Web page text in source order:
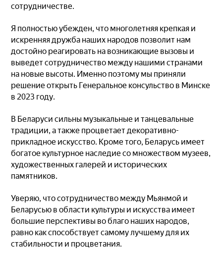
сотрудничестве.
Я полностью убежден, что многолетняя крепкая и
искренняя дружба наших народов позволит нам
достойно реагировать на возникающие вызовы и
выведет сотрудничество между нашими странами
на новые высоты. Именно поэтому мы приняли
решение открыть Генеральное консульство в Минске
в 2023 году.
В Беларуси сильны музыкальные и танцевальные
традиции, а также процветает декоративно-
прикладное искусство. Кроме того, Беларусь имеет
богатое культурное наследие со множеством музеев,
художественных галерей и исторических
памятников.
Уверяю, что сотрудничество между Мьянмой и
Беларусью в области культуры и искусства имеет
большие перспективы во благо наших народов,
равно как способствует самому лучшему для их
стабильности и процветания.